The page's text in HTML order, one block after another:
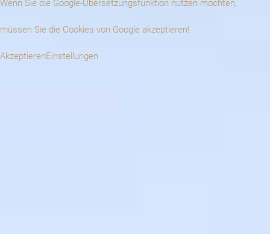
Wenn Sie die Google-Übersetzungsfunktion nutzen möchten,
müssen Sie die Cookies von Google akzeptieren!
AkzeptierenEinstellungen